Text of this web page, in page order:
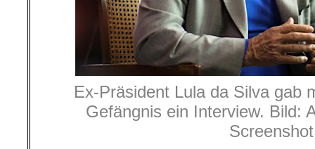
Ex-Präsident Lula da Silva gab
Gefängnis ein Interview. Bild:
Screenshot